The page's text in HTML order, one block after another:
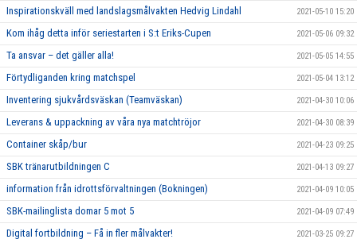
Inspirationskväll med landslagsmålvakten Hedvig Lindahl 2021-05-10 15:20
Kom ihåg detta inför seriestarten i S:t Eriks-Cupen 2021-05-06 09:32
Ta ansvar – det gäller alla! 2021-05-05 14:55
Förtydliganden kring matchspel 2021-05-04 13:12
Inventering sjukvårdsväskan (Teamväskan) 2021-04-30 10:06
Leverans & uppackning av våra nya matchtröjor 2021-04-30 08:39
Container skåp/bur 2021-04-23 09:25
SBK tränarutbildningen C 2021-04-13 09:27
information från idrottsförvaltningen (Bokningen) 2021-04-09 10:05
SBK-mailinglista domar 5 mot 5 2021-04-09 07:49
Digital fortbildning – Få in fler målvakter! 2021-03-25 09:27